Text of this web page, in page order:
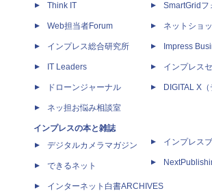
Think IT
Web担当者Forum
インプレス総合研究所
IT Leaders
ドローンジャーナル
ネッ担お悩み相談室
インプレスの本と雑誌
デジタルカメラマガジン
できるネット
インターネット白書ARCHIVES
SmartGridフ
ネットショ
Impress
インプレス
DIGITAL X（
インプレス